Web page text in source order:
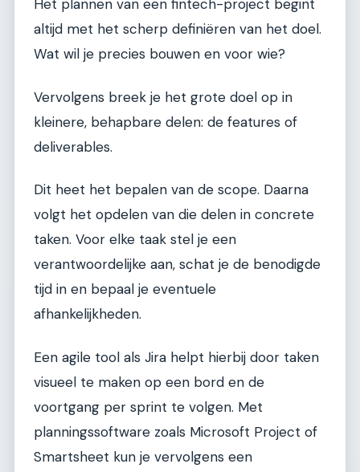
Het plannen van een fintech-project begint
altijd met het scherp definiëren van het doel.
Wat wil je precies bouwen en voor wie?
Vervolgens breek je het grote doel op in
kleinere, behapbare delen: de features of
deliverables.
Dit heet het bepalen van de scope. Daarna
volgt het opdelen van die delen in concrete
taken. Voor elke taak stel je een
verantwoordelijke aan, schat je de benodigde
tijd in en bepaal je eventuele
afhankelijkheden.
Een agile tool als Jira helpt hierbij door taken
visueel te maken op een bord en de
voortgang per sprint te volgen. Met
planningssoftware zoals Microsoft Project of
Smartsheet kun je vervolgens een